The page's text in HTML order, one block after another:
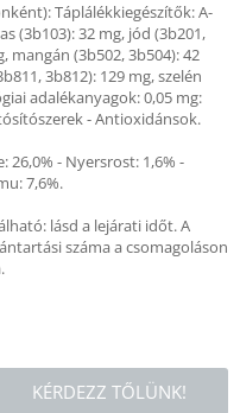
Táplálékkiegészítők: A-
(3b103): 32 mg, jód (3b201,
mangán (3b502, 3b504): 42
3b812): 129 mg, szelén
adalékanyagok: 0,05 mg:
- Antioxidánsok.
26,0% - Nyersrost: 1,6% -
7,6%.
lásd a lejárati időt. A
száma a csomagoláson
KÉRDEZZ TŐLÜNK!